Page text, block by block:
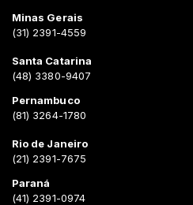
Minas Gerais
(31) 2391-4559
Santa Catarina
(48) 3380-9407
Pernambuco
(81) 3264-1780
Rio de Janeiro
(21) 2391-7675
Paraná
(41) 2391-0974